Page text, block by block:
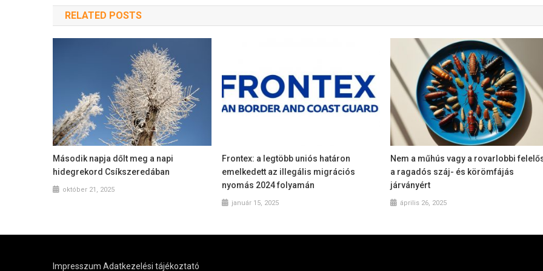
RELATED POSTS
Második napja dőlt meg a napi
hidegrekord Csíkszeredában
október 21, 2025
Frontex: a legtöbb uniós határon
emelkedett az illegális migrációs
nyomás 2024 folyamán
január 15, 2025
Nem a műhús vagy a rovarlobbi
a ragadós száj- és körömfájás
járványért
április 26, 2025
Impresszum Adatkezelési tájékoztató